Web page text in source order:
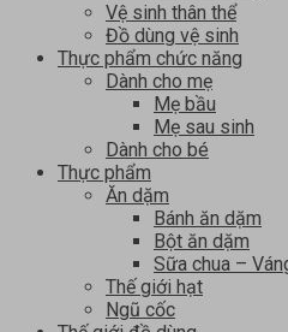
Vệ sinh thân thể
Đồ dùng vệ sinh
Thực phẩm chức năng
Dành cho mẹ
Mẹ bầu
Mẹ sau sinh
Dành cho bé
Thực phẩm
Ăn dặm
Bánh ăn dặm
Bột ăn dặm
Sữa chua –
Thế giới hạt
Ngũ cốc